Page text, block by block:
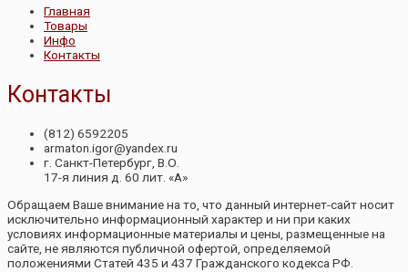
Главная
Товары
Инфо
Контакты
Контакты
(812) 6592205
armaton.igor@yandex.ru
г. Санкт-Петербург, В.О.
17-я линия д. 60 лит. «А»
Обращаем Ваше внимание на то, что данный интернет-сайт носит
исключительно информационный характер и ни при каких
условиях информационные материалы и цены, размещенные на
сайте, не являются публичной офертой, определяемой
положениями Статей 435 и 437 Гражданского кодекса РФ.